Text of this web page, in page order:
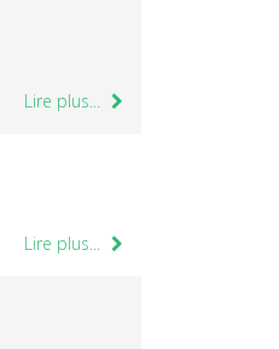
Lire plus...
Lire plus...